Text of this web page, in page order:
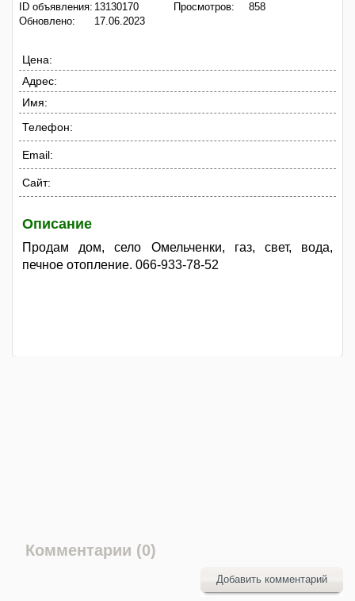
ID объявления: 13130170
Обновлено:
17.06.2023
Просмотров: 858
Цена:
Адрес:
Имя:
Телефон:
Email:
Сайт:
Описание
Продам дом, село Омельченки, газ, свет, вода,
печное отопление. 066-933-78-52
Комментарии (0)
Добавить комментарий